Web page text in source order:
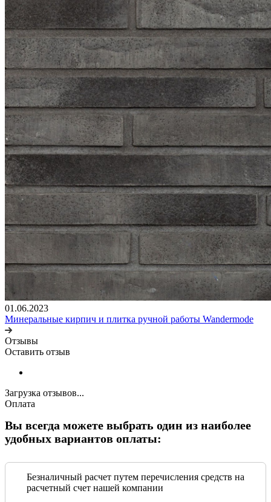
01.06.2023
Минеральные кирпич и плитка ручной работы Wandermode
Отзывы
Оставить отзыв
Загрузка отзывов...
Оплата
Вы всегда можете выбрать один из наиболее
удобных вариантов оплаты:
Безналичный расчет путем перечисления средств на
расчетный счет нашей компании